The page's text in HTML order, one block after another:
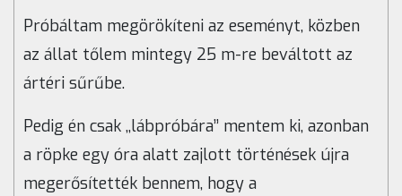
Próbáltam megörökíteni az eseményt, közben
az állat tőlem mintegy 25 m-re beváltott az
ártéri sűrűbe.
Pedig én csak ,,lábpróbára’’ mentem ki, azonban
a röpke egy óra alatt zajlott történések újra
megerősítették bennem, hogy a